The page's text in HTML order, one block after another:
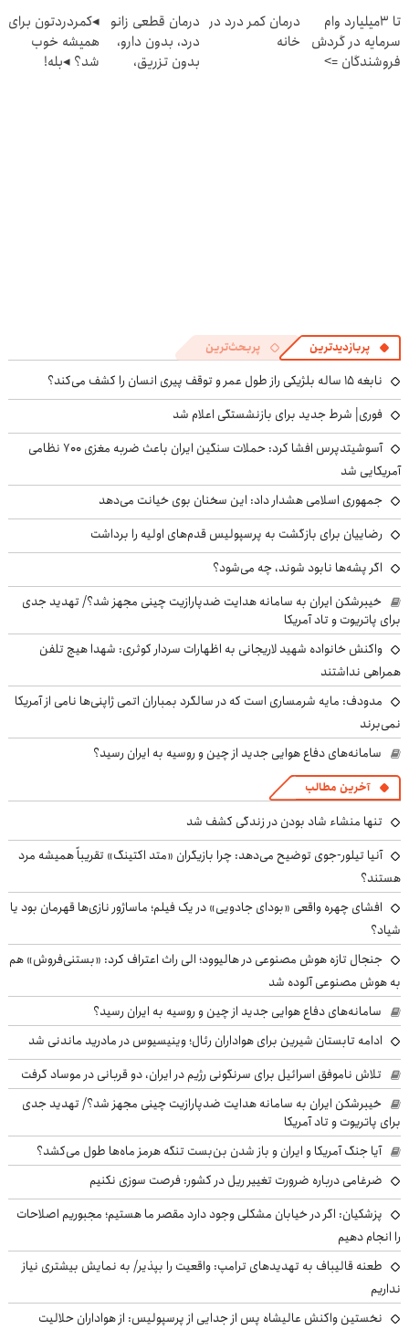
(پرسشنامه)
پرکن!
پر کن◖
تا 3میلیارد وام
سرمایه در گردش
فروشندگان =>
درمان کمر درد در
خانه
درمان قطعی زانو
درد، بدون دارو،
بدون تزریق،
◂کمردردتون برای
همیشه خوب
شد؟ ◂بله!
پربازدیدترین پربحث‌ترین
نابغه ۱۵ ساله بلژیکی راز طول عمر و توقف پیری انسان را کشف می‌کند؟
فوری| شرط جدید برای بازنشستگی اعلام شد
آسوشیتدپرس افشا کرد: حملات سنگین ایران باعث ضربه مغزی ۷۰۰ نظامی
آمریکایی شد
جمهوری اسلامی هشدار داد: این سخنان بوی خیانت می‌دهد
رضاییان برای بازگشت به پرسپولیس قدم‌های اولیه را برداشت
اگر پشه‌ها نابود شوند، چه می‌شود؟
خیبرشکن ایران به سامانه هدایت ضدپارازیت چینی مجهز شد؟/ تهدید جدی
برای پاتریوت و تاد آمریکا
واکنش خانواده شهید لاریجانی به اظهارات سردار کوثری: شهدا هیچ تلفن
همراهی نداشتند
مدودف: مایه شرمساری است که در سالگرد بمباران اتمی ژاپنی‌ها نامی از آمریکا
نمی‌برند
سامانه‌های دفاع هوایی جدید از چین و روسیه به ایران رسید؟
آخرین مطالب
تنها منشاء شاد بودن در زندگی کشف شد
آنیا تیلور-جوی توضیح می‌دهد: چرا بازیگران «متد اکتینگ» تقریباً همیشه مرد
هستند؟
افشای چهره واقعی «بودای جادویی» در یک فیلم؛ ماساژور نازی‌ها قهرمان بود یا
شیاد؟
جنجال تازه هوش مصنوعی در هالیوود؛ الی راث اعتراف کرد: «بستنی‌فروش» هم
به هوش مصنوعی آلوده شد
سامانه‌های دفاع هوایی جدید از چین و روسیه به ایران رسید؟
ادامه تابستان شیرین برای هواداران رئال؛ وینیسیوس در مادرید ماندنی شد
تلاش ناموفق اسرائیل برای سرنگونی رژیم در ایران، دو قربانی در موساد گرفت
خیبرشکن ایران به سامانه هدایت ضدپارازیت چینی مجهز شد؟/ تهدید جدی
برای پاتریوت و تاد آمریکا
آیا جنگ آمریکا و ایران و باز شدن بن‌بست تنگه هرمز ماه‌ها طول می‌کشد؟
ضرغامی درباره ضرورت تغییر ریل در کشور: فرصت سوزی نکنیم
پزشکیان: اگر در خیابان مشکلی وجود دارد مقصر ما هستیم؛ مجبوریم اصلاحات
را انجام دهیم
طعنه قالیباف به تهدیدهای ترامپ: واقعیت را بپذیر/ به نمایش بیشتری نیاز
نداریم
نخستین واکنش عالیشاه پس از جدایی از پرسپولیس: از هواداران حلالیت